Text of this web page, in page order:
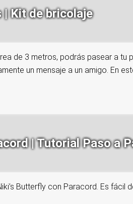
| Kit de bricolaje
de 3 metros, podrás pasear a
un mensaje a un amigo. En
| Tutorial Paso a
Butterfly con Paracord. Es